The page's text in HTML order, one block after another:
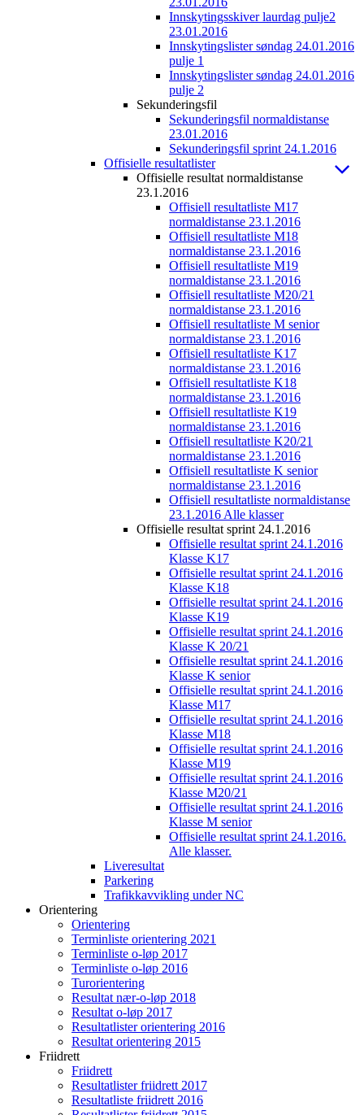
Innskytingsskiver laurdag pulje2
23.01.2016
Innskytingslister søndag 24.01.2016
pulje 1
Innskytingslister søndag 24.01.2016
pulje 2
Sekunderingsfil
Sekunderingsfil normaldistanse
23.01.2016
Sekunderingsfil sprint 24.1.2016
Offisielle resultatlister
Offisielle resultat normaldistanse
23.1.2016
Offisiell resultatliste M17
normaldistanse 23.1.2016
Offisiell resultatliste M18
normaldistanse 23.1.2016
Offisiell resultatliste M19
normaldistanse 23.1.2016
Offisiell resultatliste M20/21
normaldistanse 23.1.2016
Offisiell resultatliste M senior
normaldistanse 23.1.2016
Offisiell resultatliste K17
normaldistanse 23.1.2016
Offisiell resultatliste K18
normaldistanse 23.1.2016
Offisiell resultatliste K19
normaldistanse 23.1.2016
Offisiell resultatliste K20/21
normaldistanse 23.1.2016
Offisiell resultatliste K senior
normaldistanse 23.1.2016
Offisiell resultatliste normaldistanse
23.1.2016 Alle klasser
Offisielle resultat sprint 24.1.2016
Offisielle resultat sprint 24.1.2016
Klasse K17
Offisielle resultat sprint 24.1.2016
Klasse K18
Offisielle resultat sprint 24.1.2016
Klasse K19
Offisielle resultat sprint 24.1.2016
Klasse K 20/21
Offisielle resultat sprint 24.1.2016
Klasse K senior
Offisielle resultat sprint 24.1.2016
Klasse M17
Offisielle resultat sprint 24.1.2016
Klasse M18
Offisielle resultat sprint 24.1.2016
Klasse M19
Offisielle resultat sprint 24.1.2016
Klasse M20/21
Offisielle resultat sprint 24.1.2016
Klasse M senior
Offisielle resultat sprint 24.1.2016.
Alle klasser.
Liveresultat
Parkering
Trafikkavvikling under NC
Orientering
Orientering
Terminliste orientering 2021
Terminliste o-løp 2017
Terminliste o-løp 2016
Turorientering
Resultat nær-o-løp 2018
Resultat o-løp 2017
Resultatlister orientering 2016
Resultat orientering 2015
Friidrett
Friidrett
Resultatlister friidrett 2017
Resultatliste friidrett 2016